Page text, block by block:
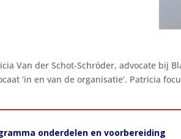
Van der Schot-Schröder, advocate bij
‘in en van de organisatie’. Patricia
onderdelen en voorbereiding